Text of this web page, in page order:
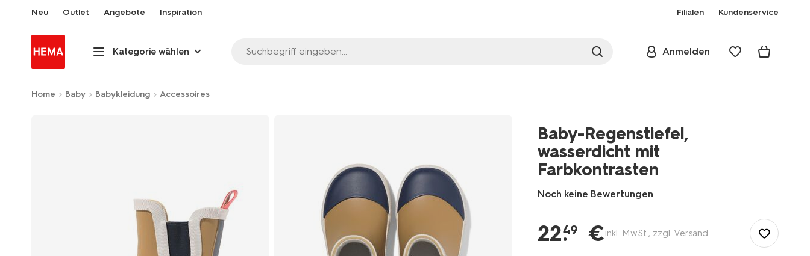
Neu Outlet Angebote Inspiration Filialen Kundenservice
Kategorie wählen Suchbegriff eingeben... Anmelden
Home Baby Babykleidung Accessoires
Baby-Regenstiefel,
wasserdicht mit
Farbkontrasten
Noch keine Bewertungen
accessoires/baby-
22.
49 €inkl. MwSt., zzgl. Versand